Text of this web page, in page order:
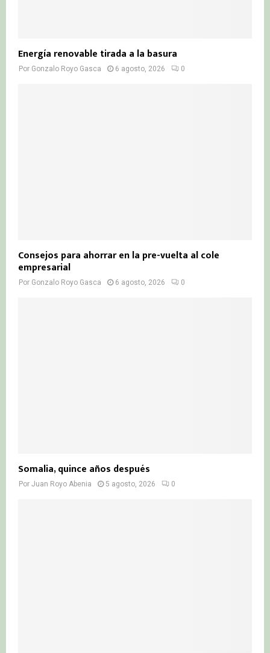
Energía renovable tirada a la basura
Por Gonzalo Royo Gasca 6 agosto, 2026 0
Consejos para ahorrar en la pre-vuelta al cole
empresarial
Por Gonzalo Royo Gasca 6 agosto, 2026 0
Somalia, quince años después
Por Juan Royo Abenia 5 agosto, 2026 0